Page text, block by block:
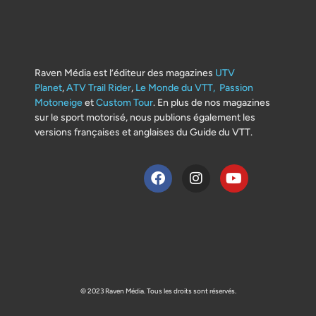
Raven Média est l’éditeur des magazines UTV
Planet,ATV Trail Rider, Le Monde du VTT, Passion
MotoneigeetCustom Tour. En plus de nos magazines
sur le sport motorisé, nous publions également les
versions françaises et anglaises du Guide du VTT.
© 2023 Raven Média. Tous les droits sont réservés.